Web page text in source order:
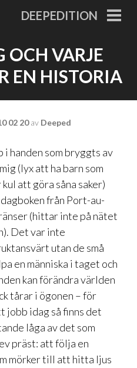
DEEPEDITION
OCH VARJE
EN HISTORIA
02 20av Deeped
i handen som bryggts av
(lyx att ha barn som
att göra såna saker)
från Port-au-
(hittar inte på nätet
Det var inte
utan de små
en människa i taget och
kan förändra världen
tårar i ögonen – för
jobb idag så finns det
låga av det som
präst: att följa en
mörker till att hitta ljus